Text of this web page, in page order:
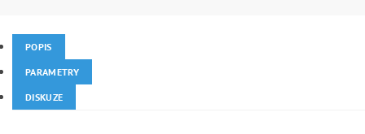
POPIS
PARAMETRY
DISKUZE